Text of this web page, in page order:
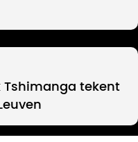
Tshimanga tekent